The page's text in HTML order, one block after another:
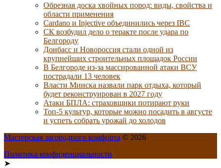
Обрезная доска хвойных пород: виды, свойства и
области применения
Cardano и Injective объединились через IBC
СК возбудил дело о теракте после удара по
Белгороду
Донбасс и Новороссия стали одной из
крупнейших строительных площадок России
В Белгороде из-за массированной атаки ВСУ
пострадали 13 человек
Власти Минска назвали парк отдыха, который
будет реконструирован в 2027 году
Атаки БПЛА: страховщики потирают руки
Топ-5 культур, которые можно посадить в августе
и успеть собрать урожай до холодов
Мастерская загородного комфорта © 2026
Политика конфиденциальности
➤